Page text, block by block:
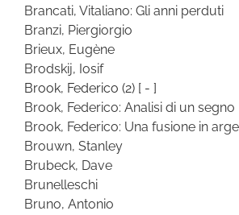
Brancati, Vitaliano: Gli anni perduti
Branzi, Piergiorgio
Brieux, Eugène
Brodskij, Iosif
Brook, Federico (2) [ - ]
Brook, Federico: Analisi di un segno
Brook, Federico: Una fusione in
Brouwn, Stanley
Brubeck, Dave
Brunelleschi
Bruno, Antonio